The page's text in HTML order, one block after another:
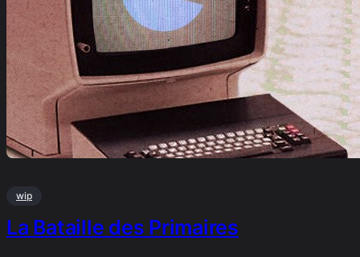
wip
La Bataille des Primaires